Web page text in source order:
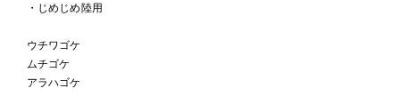
・じめじめ陸用
ウチワゴケ
ムチゴケ
アラハゴケ